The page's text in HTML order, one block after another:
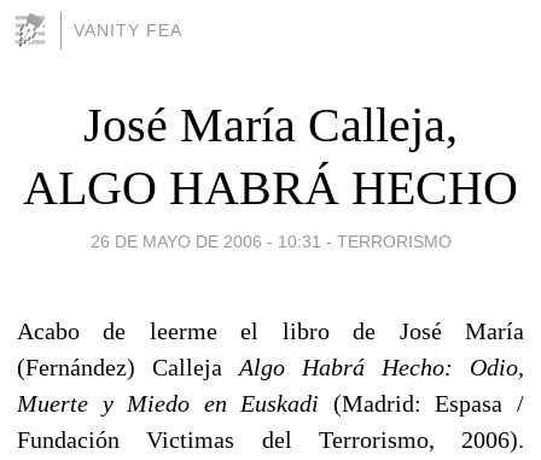
VANITY FEA
José María Calleja,
ALGO HABRÁ HECHO
26 DE MAYO DE 2006 - 10:31 - TERRORISMO
Acabo de leerme el libro de José María
(Fernández) Calleja Algo Habrá Hecho: Odio,
Muerte y Miedo en Euskadi (Madrid: Espasa /
Fundación Victimas del Terrorismo, 2006).